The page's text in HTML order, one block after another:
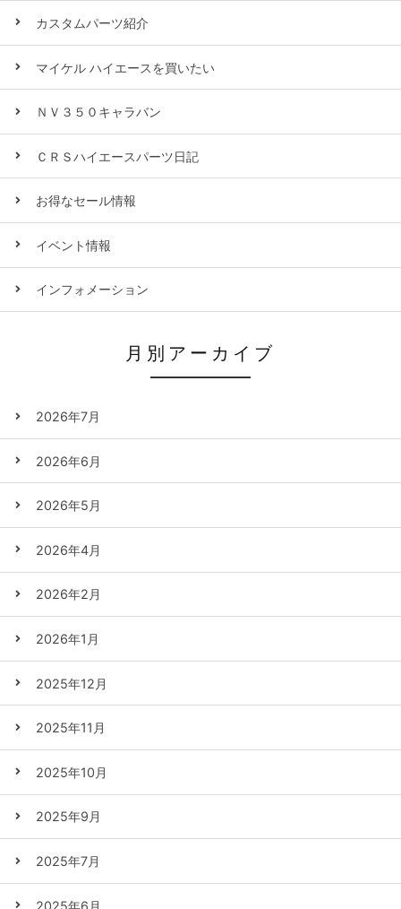
カスタムパーツ紹介
マイケル ハイエースを買いたい
ＮＶ３５０キャラバン
ＣＲＳハイエースパーツ日記
お得なセール情報
イベント情報
インフォメーション
月別アーカイブ
2026年7月
2026年6月
2026年5月
2026年4月
2026年2月
2026年1月
2025年12月
2025年11月
2025年10月
2025年9月
2025年7月
2025年6月